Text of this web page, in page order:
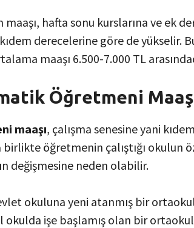
hafta sonu kurslarına ve ek
derecelerine göre de yükselir.
maaşı 6.500-7.000 TL
Öğretmeni
maaşı, çalışma senesine yani
öğretmenin çalıştığı okulun
değişmesine neden olabilir.
okuluna yeni atanmış bir
okulda işe başlamış olan bir